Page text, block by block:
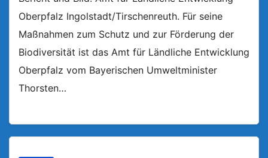
Oberpfalz Ingolstadt/Tirschenreuth. Für seine
Maßnahmen zum Schutz und zur Förderung der
Biodiversität ist das Amt für Ländliche Entwicklung
Oberpfalz vom Bayerischen Umweltminister
Thorsten…